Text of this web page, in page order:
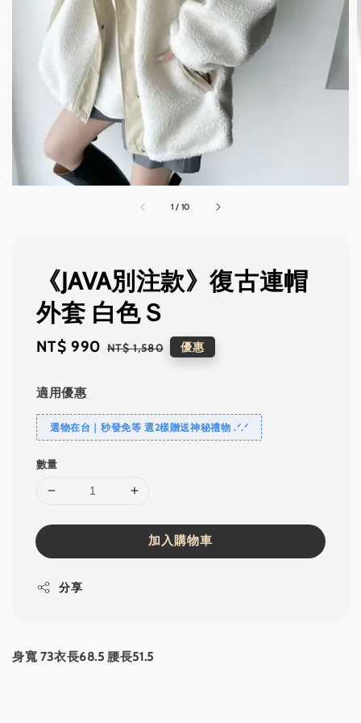
1 / 10
《JAVA別注款》復古連帽
外套 白色Ｓ
Sale
NT$ 990 Regular
NT$ 1,580 優惠
適用優惠
選物在台｜秒發免等 選2樣贈送神秘禮物 .ᐟ‪‪.ᐟ
數量
加入購物車
分享
身寬 73衣長68.5 腰長51.5